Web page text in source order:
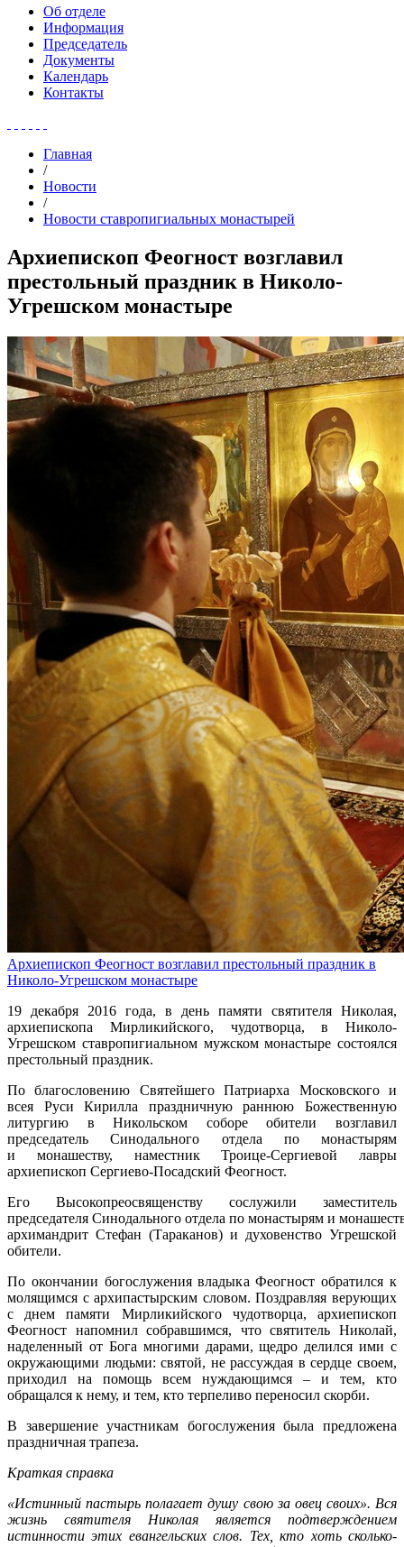
Об отделе
Информация
Председатель
Документы
Календарь
Контакты
Главная
/
Новости
/
Новости ставропигиальных монастырей
Архиепископ Феогност возглавил
престольный праздник в Николо-
Угрешском монастыре
Архиепископ Феогност возглавил престольный праздник в
Николо-Угрешском монастыре
19 декабря 2016 года, в день памяти святителя Николая,
архиепископа Мирликийского, чудотворца, в Николо-
Угрешском ставропигиальном мужском монастыре состоялся
престольный праздник.
По благословению Святейшего Патриарха Московского и
всея Руси Кирилла праздничную раннюю Божественную
литургию в Никольском соборе обители возглавил
председатель Синодального отдела по монастырям
и монашеству, наместник Троице-Сергиевой лавры
архиепископ Сергиево-Посадский Феогност.
Его Высокопреосвященству сослужили заместитель
председателя Синодального отдела по монастырям и
архимандрит Стефан (Тараканов) и духовенство Угрешской
обители.
По окончании богослужения владыка Феогност обратился к
молящимся с архипастырским словом. Поздравляя верующих
с днем памяти Мирликийского чудотворца, архиепископ
Феогност напомнил собравшимся, что святитель Николай,
наделенный от Бога многими дарами, щедро делился ими с
окружающими людьми: святой, не рассуждая в сердце своем,
приходил на помощь всем нуждающимся – и тем, кто
обращался к нему, и тем, кто терпеливо переносил скорби.
В завершение участникам богослужения была предложена
праздничная трапеза.
Краткая справка
«Истинный пастырь полагает душу свою за овец своих». Вся
жизнь святителя Николая является подтверждением
истинности этих евангельских слов. Тех, кто хоть сколько-